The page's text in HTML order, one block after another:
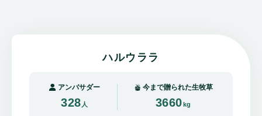
ハルウララ
アンバサダー
328 人
今まで贈られた生牧草
3660kg